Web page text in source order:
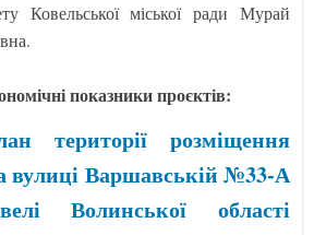
Ковельської міської ради Мурай
показники проєктів:
території розміщення
вулиці Варшавській №33-А
Волинської області